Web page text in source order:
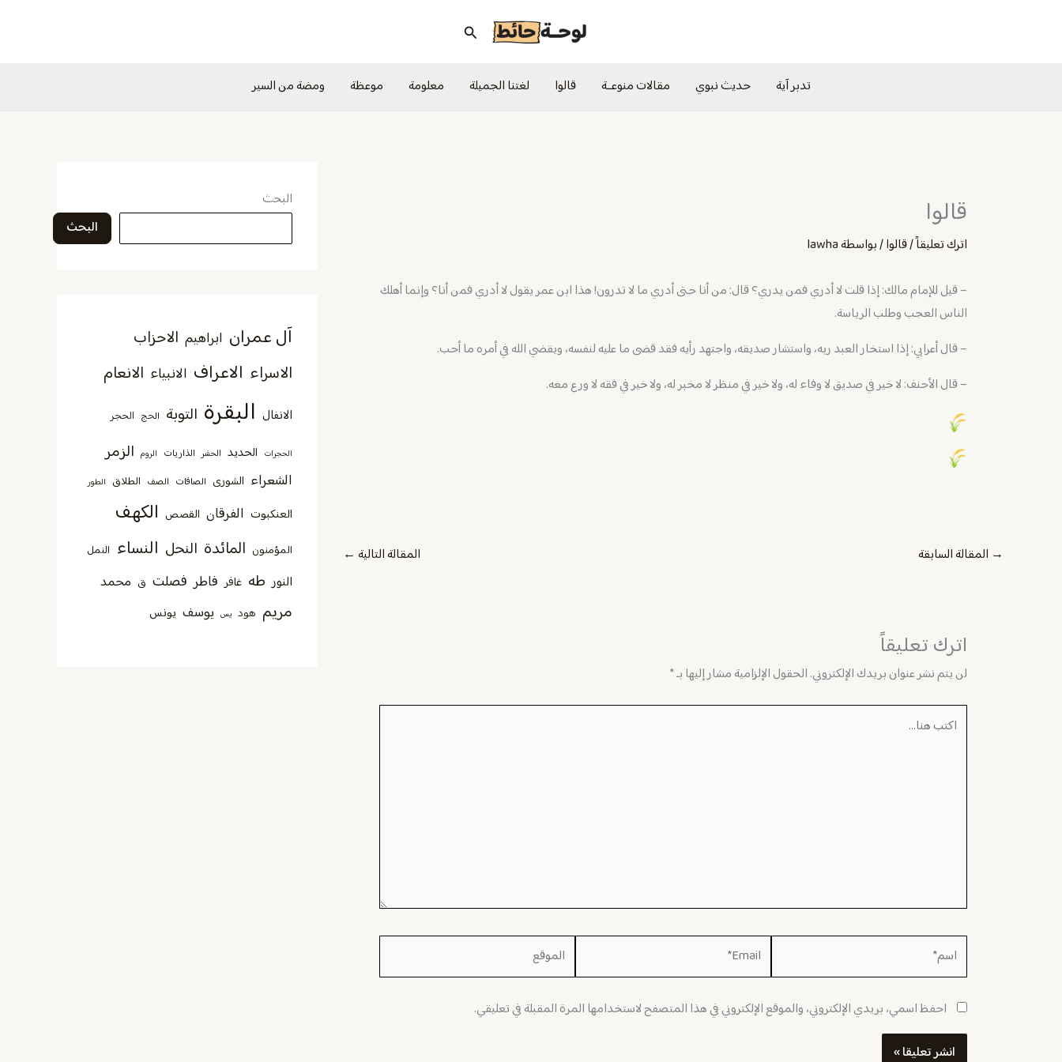
البحث
تدبر آية حديث نبوي مقالات منوعــة قالوا لغتنا الجميلة معلومة موعظة ومضة من السير
قالوا
اترك تعليقاً/قالوا/ بواسطةlawha
– ‌‏قيل للإمام مالك: إذا قلت لا أدري فمن يدري؟ قال: من أنا حتى أدري ما لا تدرون! هذا ابن عمر يقول لا أدري فمن أنا؟ وإنما أهلك
الناس العجب وطلب الرياسة.
– ‏قال أعرابي: إذا استخار العبد ربه، واستشار صديقه، واجتهد رأيه فقد قضى ما عليه لنفسه، ويقضي الله في أمره ما أحب.
– ‏قال الأحنف: لا خير في صديق لا وفاء له، ولا خير في منظر لا مخبر له، ولا خير في فقه لا ورع معه.
→ المقالة السابقة المقالة التالية ←
اترك تعليقاً
لن يتم نشر عنوان بريدك الإلكتروني.الحقول الإلزامية مشار إليها بـ*
اكتب
اسم* Email* الموقع
احفظ اسمي، بريدي الإلكتروني، والموقع الإلكتروني في هذا المتصفح لاستخدامها المرة المقبلة في تعليقي.
البحث
البحث
آل عمران ابراهيم الاحزاب
الاسراء الاعراف الانبياء الانعام
الانفال البقرة التوبة الحج الحجر
الحجرات الحديد الحشر الذاريات الروم الزمر
الشعراء الشورى الصافات الصف الطلاق الطور
العنكبوت الفرقان القصص الكهف
المؤمنون المائدة النحل النساء النمل
النور طه غافر فاطر فصلت ق محمد
مريم هود يس يوسف يونس